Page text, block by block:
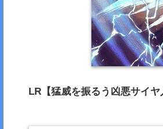
LR【猛威を振るう凶悪サイヤ